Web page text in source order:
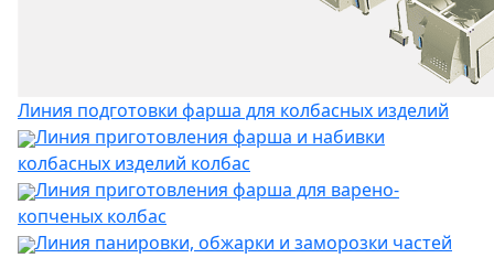
Линия подготовки фарша для колбасных изделий
Линия приготовления фарша и набивки
колбасных изделий колбас
Линия приготовления фарша для варено-
копченых колбас
Линия панировки, обжарки и заморозки частей